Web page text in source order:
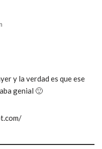
y la verdad es que ese
genial 🙂